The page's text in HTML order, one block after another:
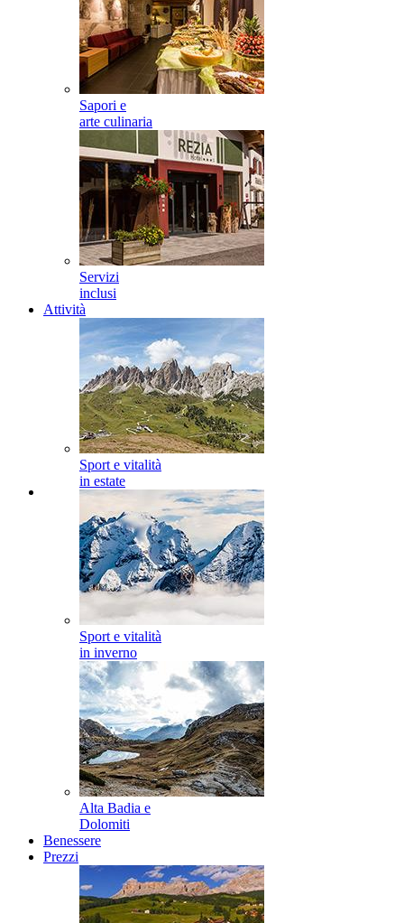
Sapori e
arte culinaria
Servizi
inclusi
Attività
Sport e vitalità
in estate
Sport e vitalità
in inverno
Alta Badia e
Dolomiti
Benessere
Prezzi